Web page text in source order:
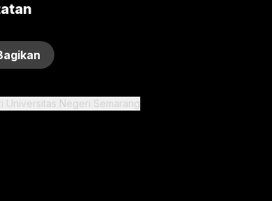
Universitas Negeri Semarang